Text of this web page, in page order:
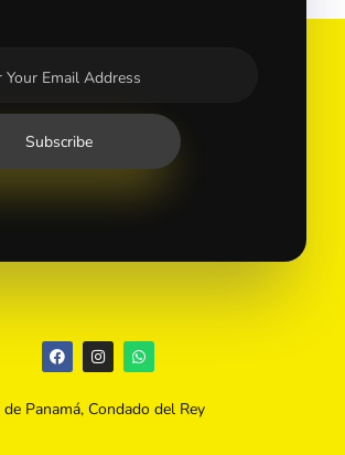
Panamá, Condado del Rey